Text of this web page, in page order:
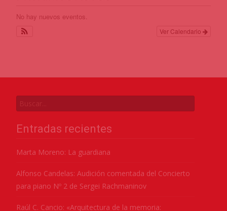
No hay nuevos eventos.
Ver Calendario
Entradas recientes
Marta Moreno: La guardiana
Alfonso Candelas: Audición comentada del Concierto
para piano Nº 2 de Sergei Rachmaninov
Raúl C. Cancio: «Arquitectura de la memoria: